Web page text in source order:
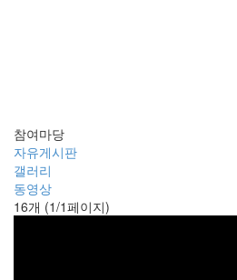
참여마당
자유게시판
갤러리
동영상
16개 (1/1페이지)